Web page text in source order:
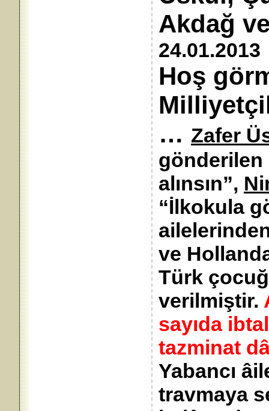
Akdağ
24.01.2013
Hoş
… Zafer
alınsın”,
“İlkokula
ve
Türk
verilmiştir.
sayıda
tazminat
Yabancı
travmaya